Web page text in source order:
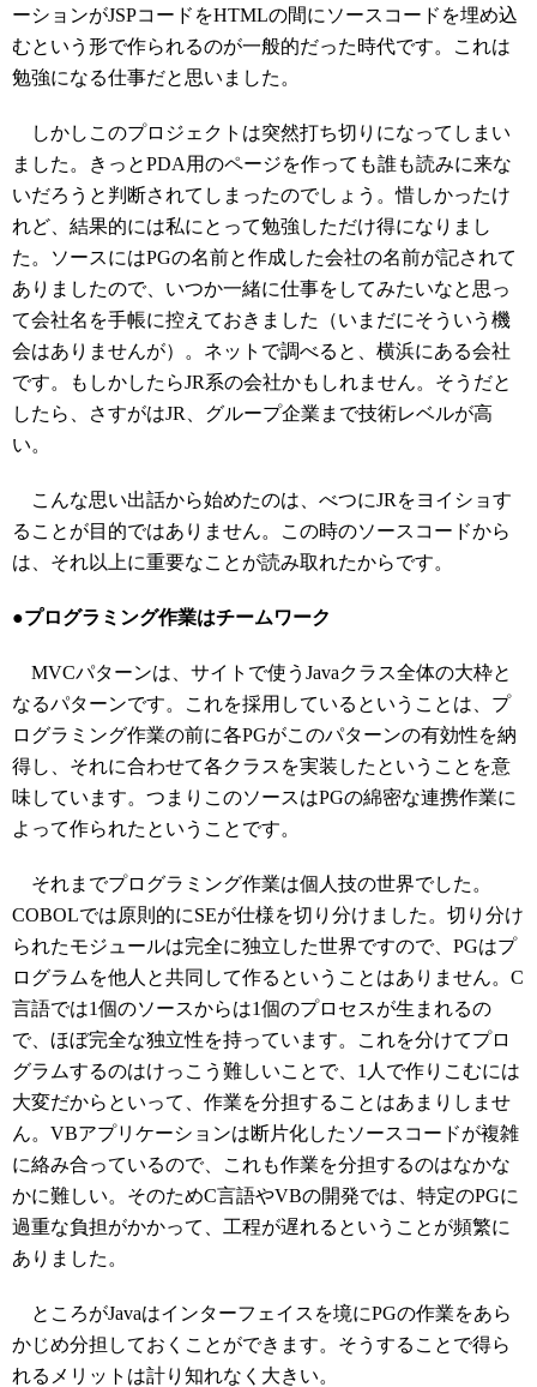
ーションがJSPコードをHTMLの間にソースコードを埋め込
むという形で作られるのが一般的だった時代です。これは
勉強になる仕事だと思いました。
しかしこのプロジェクトは突然打ち切りになってしまい
ました。きっとPDA用のページを作っても誰も読みに来な
いだろうと判断されてしまったのでしょう。惜しかったけ
れど、結果的には私にとって勉強しただけ得になりまし
た。ソースにはPGの名前と作成した会社の名前が記されて
ありましたので、いつか一緒に仕事をしてみたいなと思っ
て会社名を手帳に控えておきました（いまだにそういう機
会はありませんが）。ネットで調べると、横浜にある会社
です。もしかしたらJR系の会社かもしれません。そうだと
したら、さすがはJR、グループ企業まで技術レベルが高
い。
こんな思い出話から始めたのは、べつにJRをヨイショす
ることが目的ではありません。この時のソースコードから
は、それ以上に重要なことが読み取れたからです。
●プログラミング作業はチームワーク
MVCパターンは、サイトで使うJavaクラス全体の大枠と
なるパターンです。これを採用しているということは、プ
ログラミング作業の前に各PGがこのパターンの有効性を納
得し、それに合わせて各クラスを実装したということを意
味しています。つまりこのソースはPGの綿密な連携作業に
よって作られたということです。
それまでプログラミング作業は個人技の世界でした。
COBOLでは原則的にSEが仕様を切り分けました。切り分け
られたモジュールは完全に独立した世界ですので、PGはプ
ログラムを他人と共同して作るということはありません。C
言語では1個のソースからは1個のプロセスが生まれるの
で、ほぼ完全な独立性を持っています。これを分けてプロ
グラムするのはけっこう難しいことで、1人で作りこむには
大変だからといって、作業を分担することはあまりしませ
ん。VBアプリケーションは断片化したソースコードが複雑
に絡み合っているので、これも作業を分担するのはなかな
かに難しい。そのためC言語やVBの開発では、特定のPGに
過重な負担がかかって、工程が遅れるということが頻繁に
ありました。
ところがJavaはインターフェイスを境にPGの作業をあら
かじめ分担しておくことができます。そうすることで得ら
れるメリットは計り知れなく大きい。